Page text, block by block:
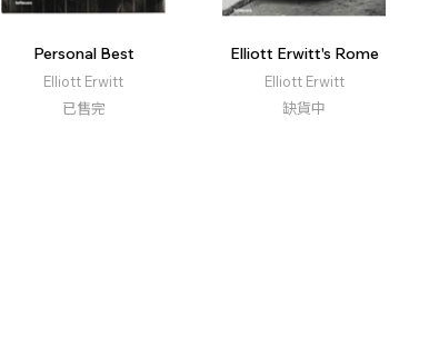
Personal Best
Elliott Erwitt
已售完
Elliott Erwitt's Rome
Elliott Erwitt
缺貨中